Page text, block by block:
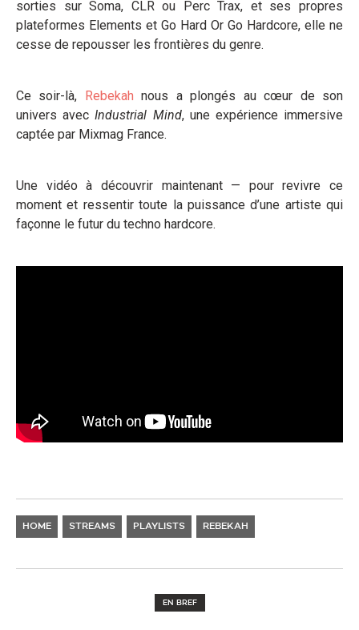
sorties sur Soma, CLR ou Perc Trax, et ses propres
plateformes Elements et Go Hard Or Go Hardcore, elle ne
cesse de repousser les frontières du genre.
Ce soir-là, Rebekah nous a plongés au cœur de son
univers avecIndustrial Mind, une expérience immersive
captée par Mixmag France.
Une vidéo à découvrir maintenant — pour revivre ce
moment et ressentir toute la puissance d’une artiste qui
façonne le futur du techno hardcore.
HOME STREAMS PLAYLISTS REBEKAH
EN BREF